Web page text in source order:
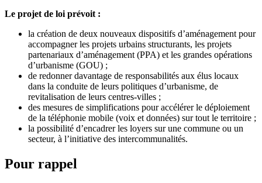
Le projet de loi prévoit :
la création de deux nouveaux dispositifs d’aménagement pour
accompagner les projets urbains structurants, les projets
partenariaux d’aménagement (PPA) et les grandes opérations
d’urbanisme (GOU) ;
de redonner davantage de responsabilités aux élus locaux
dans la conduite de leurs politiques d’urbanisme, de
revitalisation de leurs centres-villes ;
des mesures de simplifications pour accélérer le déploiement
de la téléphonie mobile (voix et données) sur tout le territoire ;
la possibilité d’encadrer les loyers sur une commune ou un
secteur, à l’initiative des intercommunalités.
Pour rappel